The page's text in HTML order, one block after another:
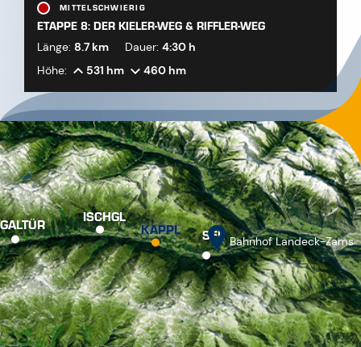
MITTELSCHWIERIG
ETAPPE 8: DER KIELER-WEG & RIFFLER-WEG
Länge: 8.7 km Dauer: 4:30 h
Höhe:
531 hm 460 hm
GALTÜR ISCHGL
KAPPL SEE Bahnhof Landeck-Zams